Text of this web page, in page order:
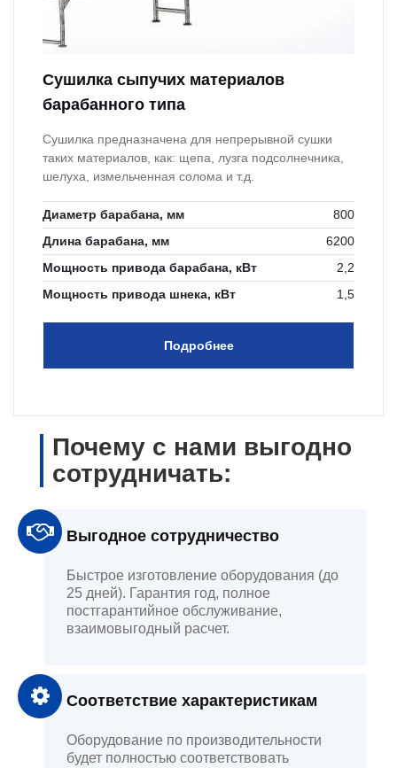
Сушилка сыпучих материалов
барабанного типа
Сушилка предназначена для непрерывной сушки
таких материалов, как: щепа, лузга подсолнечника,
шелуха, измельченная солома и т.д.
Диаметр барабана, мм
800
Длина барабана, мм
6200
Мощность привода барабана, кВт
2,2
Мощность привода шнека, кВт
1,5
Подробнее
Почему с нами выгодно
сотрудничать:
Выгодное сотрудничество
Быстрое изготовление оборудования (до
25 дней). Гарантия год, полное
постгарантийное обслуживание,
взаимовыгодный расчет.
Соответствие характеристикам
Оборудование по производительности
будет полностью соответствовать